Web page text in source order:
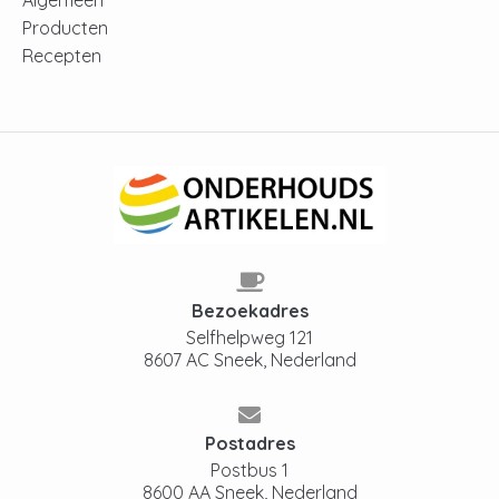
Producten
Recepten
Bezoekadres
Selfhelpweg 121
8607 AC Sneek, Nederland
Postadres
Postbus 1
8600 AA Sneek, Nederland